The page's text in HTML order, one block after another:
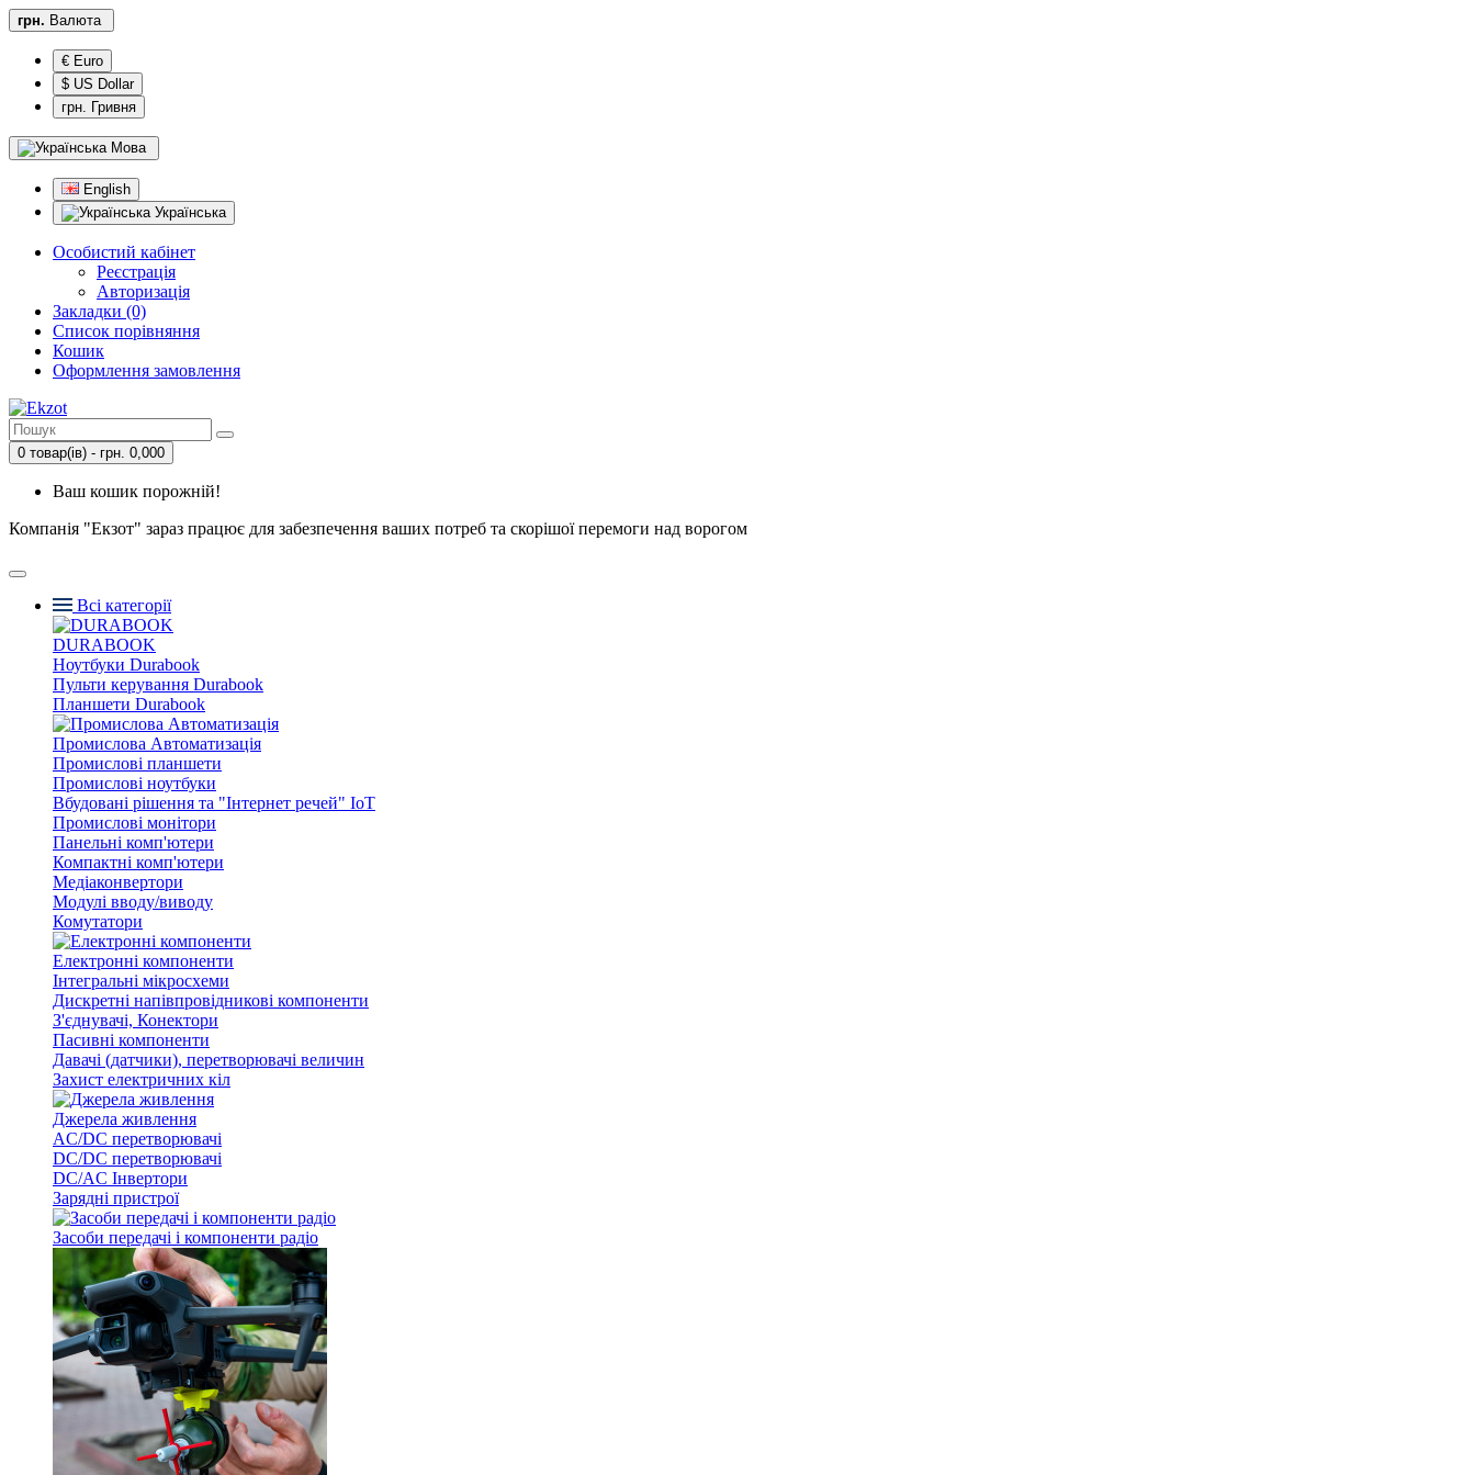
грн. Валюта
€ Euro
$ US Dollar
грн. Гривня
Мова
English
Українська
Особистий кабінет
Реєстрація
Авторизація
Закладки (0)
Список порівняння
Кошик
Оформлення замовлення
0 товар(ів) - грн. 0,000
Ваш кошик порожній!
Компанія "Екзот" зараз працює для забезпечення ваших потреб та скорішої перемоги над ворогом
Всі категорії
DURABOOK
Ноутбуки Durabook
Пульти керування Durabook
Планшети Durabook
Промислова Автоматизація
Промислові планшети
Промислові ноутбуки
Вбудовані рішення та "Інтернет речей" IoT
Промислові монітори
Панельні комп'ютери
Компактні комп'ютери
Медіаконвертори
Модулі вводу/виводу
Комутатори
Електронні компоненти
Інтегральні мікросхеми
Дискретні напівпровідникові компоненти
З'єднувачі, Конектори
Пасивні компоненти
Давачі (датчики), перетворювачі величин
Захист електричних кіл
Джерела живлення
AC/DC перетворювачі
DC/DC перетворювачі
DC/AC Інвертори
Зарядні пристрої
Засоби передачі і компоненти радіо